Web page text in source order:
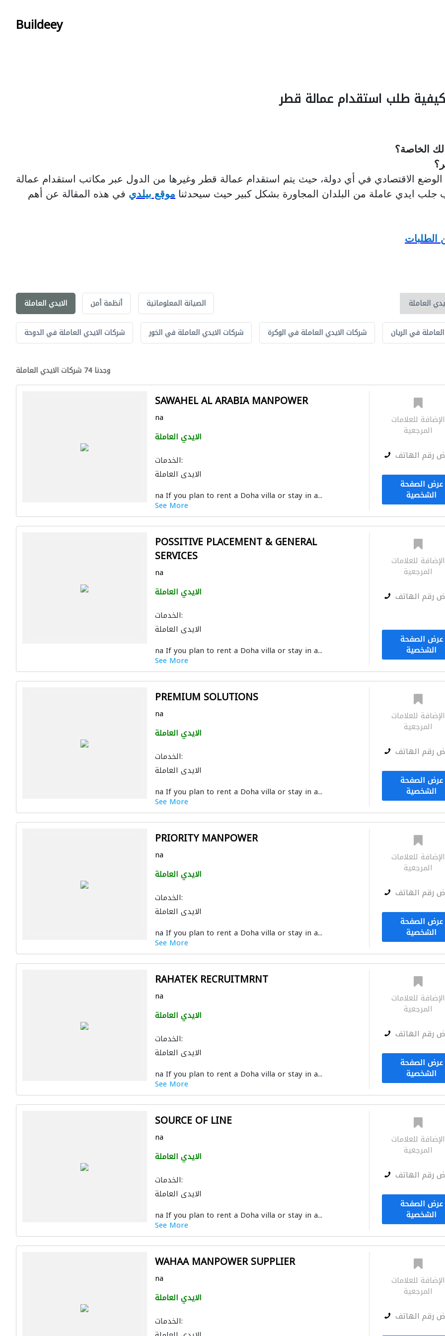
Buildeey
طلب استقدام عمالة قطر
الخاصة؟
الوضع الاقتصادي في أي دولة، حيث يتم استقدام عمالة قطر وغيرها من الدول عبر مكاتب استقدام عمالة
جلب ايدي عاملة من البلدان المجاورة بشكل كبير حيث سيحدثنا موقع بيلدي في هذه المقالة عن أهم
الطلبات
الايدي العاملة أنظمة أمن الصيانة المعلوماتية
شركات الايدي العاملة في الدوحة شركات الايدي العاملة في الخور شركات الايدي العاملة في الوكرة في الريان
وجدنا 74 شركات الايدي العاملة
SAWAHEL AL ARABIA MANPOWER
na
الايدي العاملة
الخدمات:
الايدي العاملة
na If you plan to rent a Doha villa or stay in a...
See More
الإضافة للعلامات
المرجعية
رقم الهاتف
عرض الصفحة
الشخصية
POSSITIVE PLACEMENT & GENERAL
SERVICES
na
الايدي العاملة
الخدمات:
الايدي العاملة
na If you plan to rent a Doha villa or stay in a...
See More
الإضافة للعلامات
المرجعية
رقم الهاتف
عرض الصفحة
الشخصية
PREMIUM SOLUTIONS
na
الايدي العاملة
الخدمات:
الايدي العاملة
na If you plan to rent a Doha villa or stay in a...
See More
الإضافة للعلامات
المرجعية
رقم الهاتف
عرض الصفحة
الشخصية
PRIORITY MANPOWER
na
الايدي العاملة
الخدمات:
الايدي العاملة
na If you plan to rent a Doha villa or stay in a...
See More
الإضافة للعلامات
المرجعية
رقم الهاتف
عرض الصفحة
الشخصية
RAHATEK RECRUITMRNT
na
الايدي العاملة
الخدمات:
الايدي العاملة
na If you plan to rent a Doha villa or stay in a...
See More
الإضافة للعلامات
المرجعية
رقم الهاتف
عرض الصفحة
الشخصية
SOURCE OF LINE
na
الايدي العاملة
الخدمات:
الايدي العاملة
na If you plan to rent a Doha villa or stay in a...
See More
الإضافة للعلامات
المرجعية
رقم الهاتف
عرض الصفحة
الشخصية
WAHAA MANPOWER SUPPLIER
na
الايدي العاملة
الخدمات:
الإضافة للعلامات
المرجعية
رقم الهاتف